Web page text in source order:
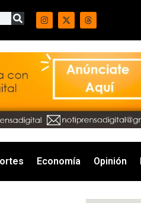
Economía Opinión